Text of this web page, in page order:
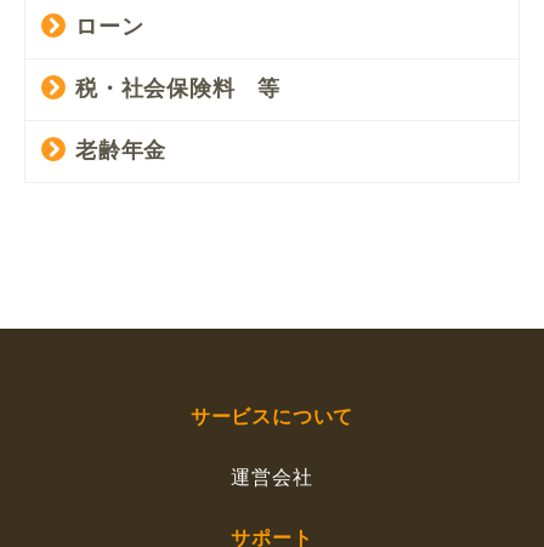
ローン
税・社会保険料 等
老齢年金
サービスについて
運営会社
サポート